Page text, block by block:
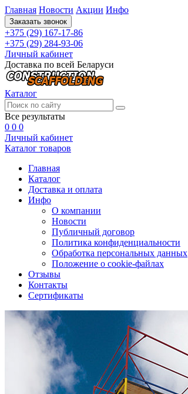
Главная Новости Акции Инфо
Заказать звонок
+375 (29) 167-17-86
+375 (29) 284-93-06
Личный кабинет
Доставка по всей Беларуси
Каталог
Все результаты
0 0 0
Личный кабинет
Каталог товаров
Главная
Каталог
Доставка и оплата
Инфо
О компании
Новости
Публичный договор
Политика конфиденциальности
Обработка персональных данных
Положение о cookie-файлах
Отзывы
Контакты
Сертификаты